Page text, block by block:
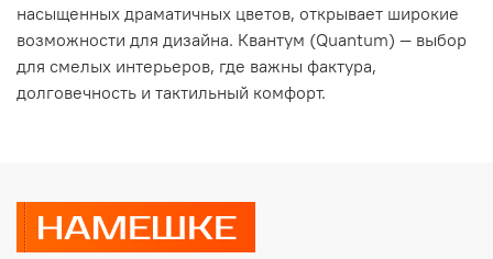
насыщенных драматичных цветов, открывает широкие
возможности для дизайна. Квантум (Quantum) — выбор
для смелых интерьеров, где важны фактура,
долговечность и тактильный комфорт.